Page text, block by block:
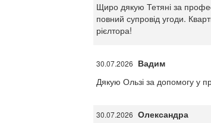
Щиро дякую Тетяні за
повний супровід угоди.
рієлтора!
30.07.2026 Вадим
Дякую Ользі за допомогу у
30.07.2026 Олександра